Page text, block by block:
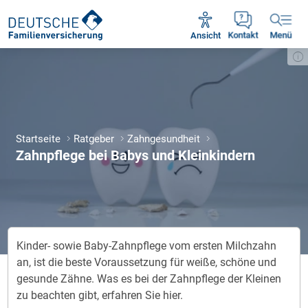
Kontakt
Ansicht Menü
Mo - Fr 09:00 - 18:30 Uhr
Startseite Ratgeber Zahngesundheit
Zahnpflege bei Babys und Kleinkindern
Kinder- sowie Baby-Zahnpflege vom ersten Milchzahn
an, ist die beste Voraussetzung für weiße, schöne und
gesunde Zähne. Was es bei der Zahnpflege der Kleinen
zu beachten gibt, erfahren Sie hier.